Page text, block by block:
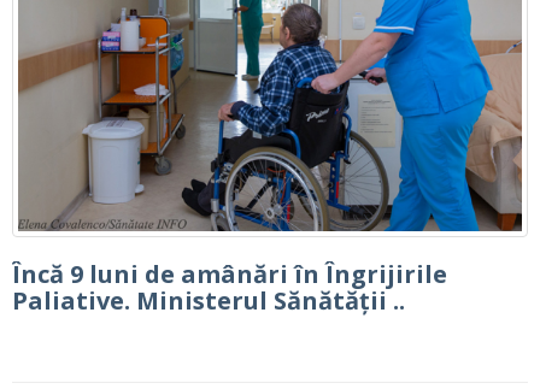
Încă 9 luni de amânări în Îngrijirile
Paliative. Ministerul Sănătății ..